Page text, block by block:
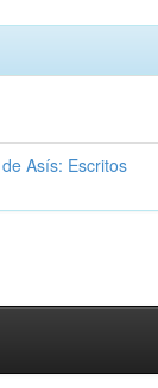
Asís: Escritos